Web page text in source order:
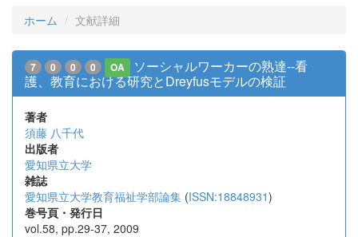
ホーム 文献詳細
7 0 0 0 OA
ソーシャルワーカーの熟達--看
護、教育における研究とDreyfusモデルの検証
著者
須藤 八千代
出版者
愛知県立大学
雑誌
愛知県立大学教育福祉学部論集 (ISSN:18848931)
巻号頁・発行日
vol.58, pp.29-37, 2009